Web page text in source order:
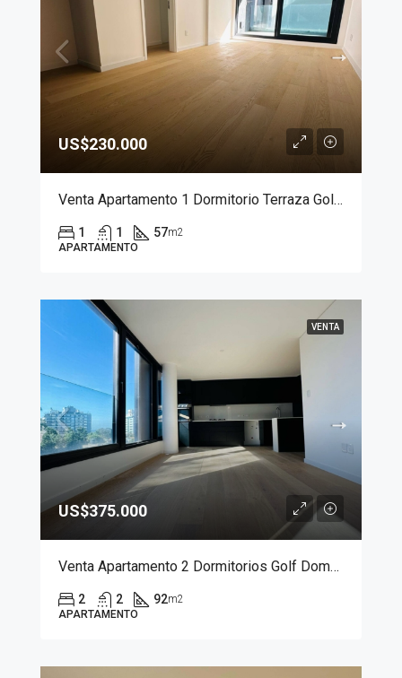
US$230.000
Venta Apartamento 1 Dormitorio Terraza Golf Domus Punta Carretas
1 1 57m2
APARTAMENTO
VENTA
US$375.000
Venta Apartamento 2 Dormitorios Golf Domus Punta Carretas
2 2 92m2
APARTAMENTO